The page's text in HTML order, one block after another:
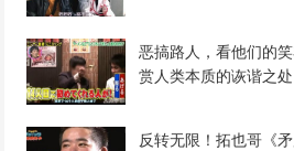
恶搞路人，看他们的
赏人类本质的诙谐之处
反转无限！拓也哥《